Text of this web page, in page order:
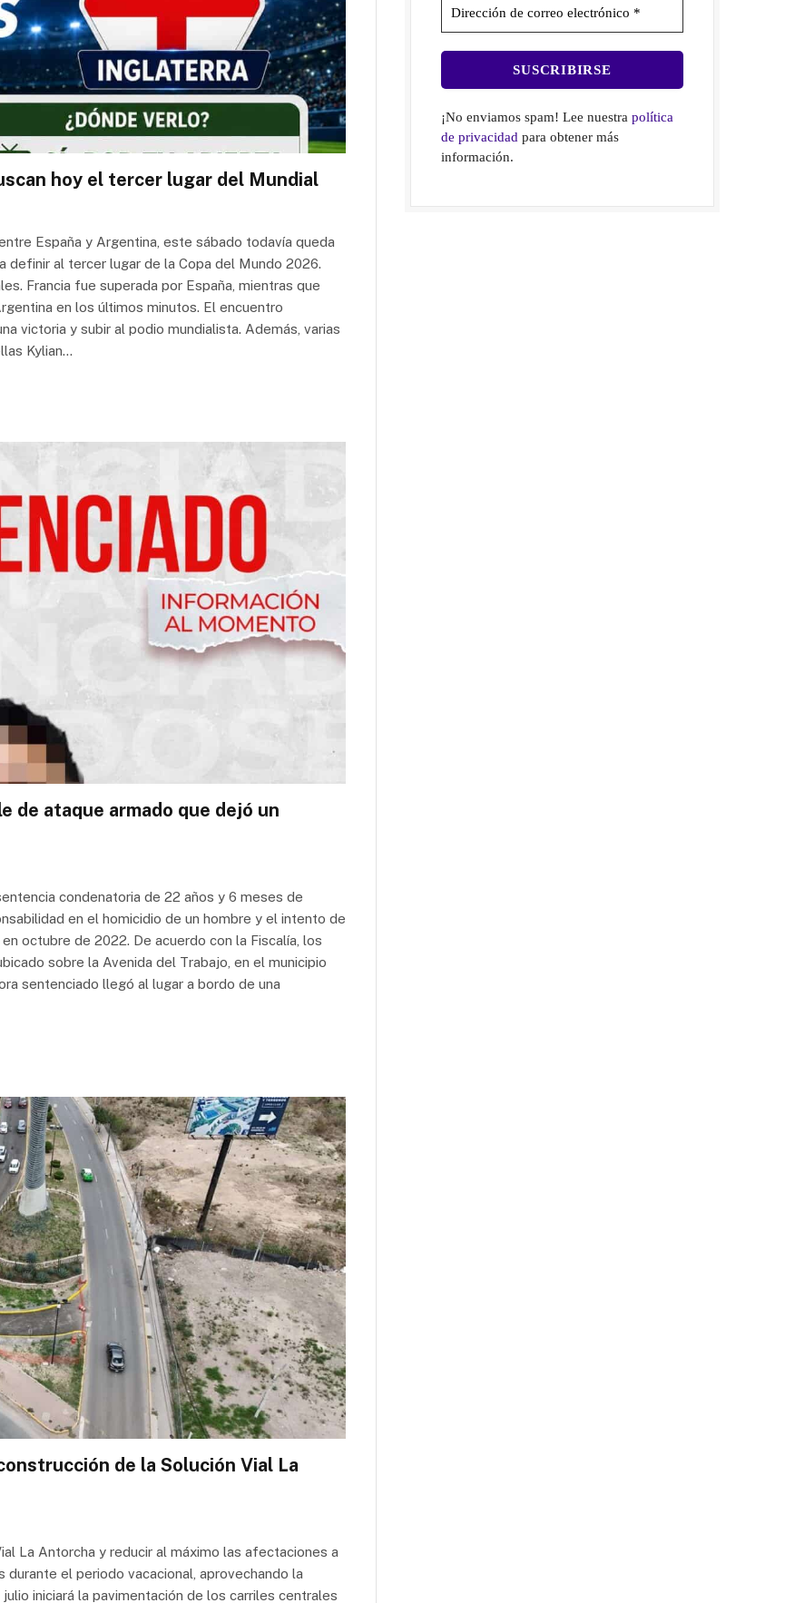
hoy el tercer lugar del Mundial
España y Argentina, este sábado todavía queda
definir al tercer lugar de la Copa del Mundo 2026.
Francia fue superada por España, mientras que
en los últimos minutos. El encuentro
victoria y subir al podio mundialista. Además, varias
Kylian…
de ataque armado que dejó un
condenatoria de 22 años y 6 meses de
en el homicidio de un hombre y el intento de
octubre de 2022. De acuerdo con la Fiscalía, los
sobre la Avenida del Trabajo, en el municipio
sentenciado llegó al lugar a bordo de una
de la Solución Vial La
La Antorcha y reducir al máximo las afectaciones a
el periodo vacacional, aprovechando la
iniciará la pavimentación de los carriles centrales
¡No enviamos spam! Lee nuestrapolítica
de privacidad para obtener más
información.